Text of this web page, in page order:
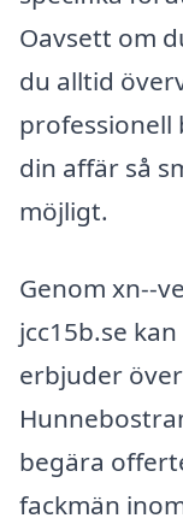
Oavsett om
du alltid
professionell
din affär så
möjligt.
Genom xn--
jcc15b.se
erbjuder
begära
fackmän